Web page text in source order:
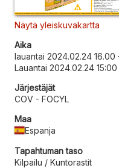
Näytä yleiskuvakartta
Aika
lauantai 2024.02.24 16.00
Lauantai 2024.02.24 15:00
Järjestäjät
COV - FOCYL
Maa
Espanja
Tapahtuman taso
Kilpailu / Kuntorastit